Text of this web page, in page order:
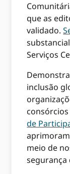
que as
validado.
Serviços
inclusão
de
meio de
segurança